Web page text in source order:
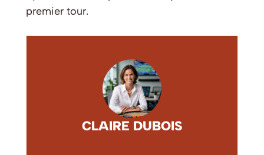
premier tour.
CLAIRE DUBOIS